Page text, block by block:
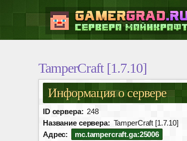
TamperCraft [1.7.10]
Информация о сервере
ID сервера: 248
Название сервера: TamperCraft [1.7.10]
Адрес:
mc.tampercraft.ga:25006